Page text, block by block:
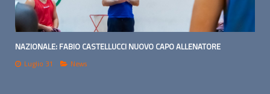
NAZIONALE: FABIO CASTELLUCCI NUOVO CAPO ALLENATORE
Luglio 31 News